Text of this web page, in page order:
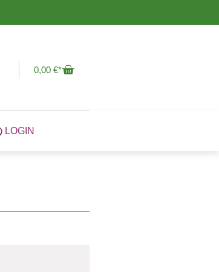
0,00€
LOGIN